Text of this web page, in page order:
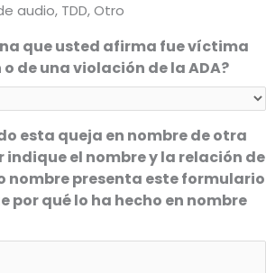
audio, TDD, Otro
que usted afirma fue víctima
de una violación de la ADA?
esta queja en nombre de otra
indique el nombre y la relación de
nombre presenta este formulario
por qué lo ha hecho en nombre